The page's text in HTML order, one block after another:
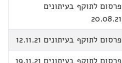
פרסום לתוקף בעיתונים
20.08.21
פרסום לתוקף בעיתונים 12.11.21